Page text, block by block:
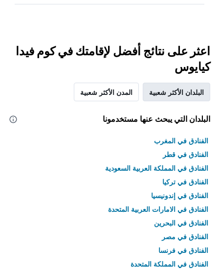
اعثر على نتائج أفضل لإقامتك في كوم فيدا
كيايوس
البلدان الأكثر شعبية المدن الأكثر شعبية
البلدان التي يبحث عنها مستخدمونا
الفنادق في المغرب
الفنادق في قطر
الفنادق في المملكة العربية السعودية
الفنادق في تركيا
الفنادق في إندونيسيا
الفنادق في الامارات العربية المتحدة
الفنادق في البحرين
الفنادق في مصر
الفنادق في فرنسا
الفنادق في المملكة المتحدة